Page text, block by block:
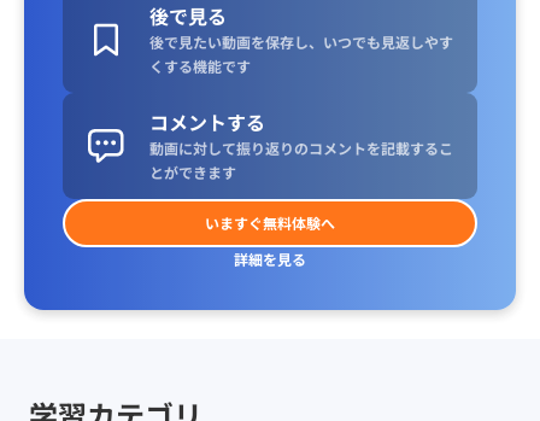
後で見る
後で見たい動画を保存し、いつでも見返しやす
くする機能です
コメントする
動画に対して振り返りのコメントを記載するこ
とができます
いますぐ無料体験へ
詳細を見る